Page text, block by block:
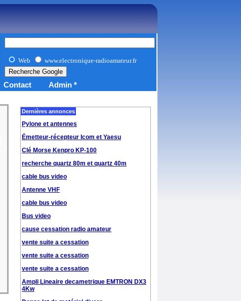
Web www.electronique-radioamateur.fr
Contact Admin *
Dernières annonces
Pylone et antennes
Émetteur-récepteur Icom et Yaesu
Clé Morse Kenpro KP-100
recherche quartz 80m et quartz 40m
cable bus video
Antenne VHF
cable bus video
Bus video
cause cessation radio amateur
vente suite a cessation
vente suite a cessation
vente suite a cessation
Ampli Lineaire decametrique EMTRON DX3
4Kw